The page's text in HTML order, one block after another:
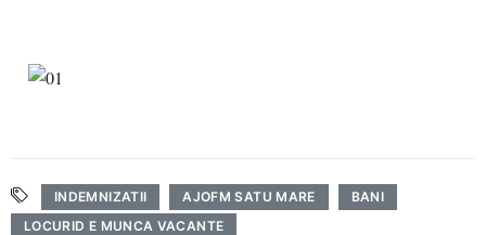
INDEMNIZATII AJOFM SATU MARE
BANI
LOCURID E MUNCA VACANTE